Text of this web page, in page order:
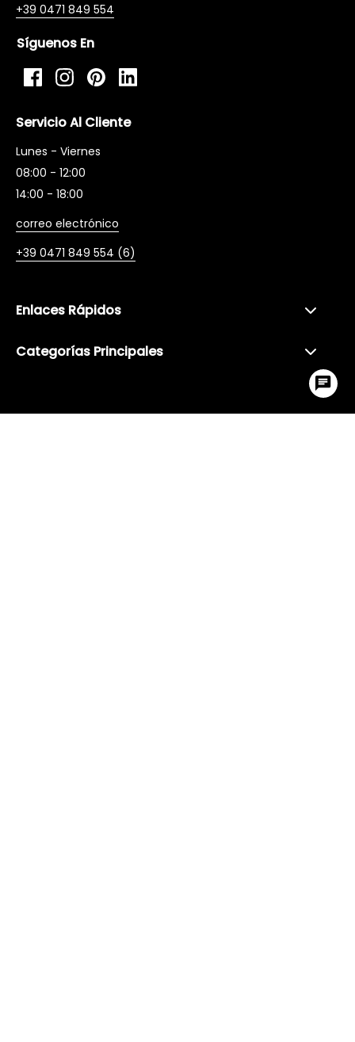
+39 0471 849 554
Síguenos En
FacebookInstagram
PinterestLinkedIn
Servicio Al Cliente
Lunes - Viernes
08:00 - 12:00
14:00 - 18:00
correo electrónico
+39 0471 849 554 (6)
Enlaces Rápidos
Categorías Principales